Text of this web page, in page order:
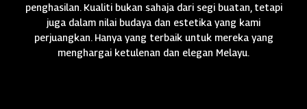
penghasilan. Kualiti bukan sahaja dari segi buatan, tetapi
juga dalam nilai budaya dan estetika yang kami
perjuangkan. Hanya yang terbaik untuk mereka yang
menghargai ketulenan dan elegan Melayu.